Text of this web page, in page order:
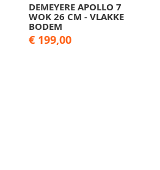
DEMEYERE APOLLO 7
WOK 26 CM - VLAKKE
BODEM
€ 199,00